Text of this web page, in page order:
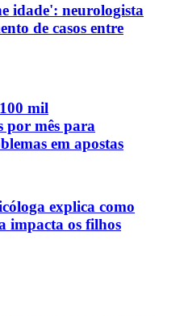
idade': neurologista
de casos entre
mil
por mês para
em apostas
explica como
impacta os filhos